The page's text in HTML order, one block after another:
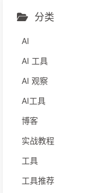
分类
AI
AI 工具
AI 观察
AI工具
博客
实战教程
工具
工具推荐